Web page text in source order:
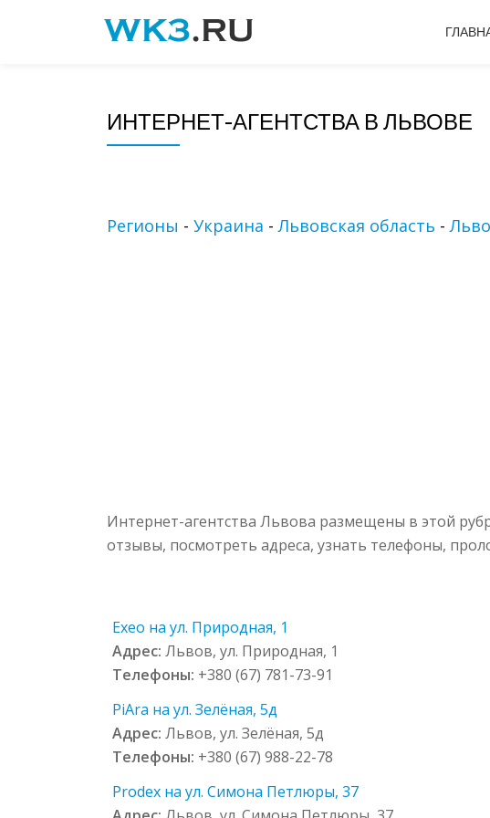
ИНТЕРНЕТ-АГЕНТСТВА В ЛЬВОВЕ
Регионы - Украина -Львовская область -
Интернет-агентства Львова размещены в этой
отзывы, посмотреть адреса, узнать телефоны,
Exeo на ул. Природная, 1
Адрес:Львов, ул. Природная, 1
Телефоны: +380 (67) 781-73-91
PiAra на ул. Зелёная, 5д
Адрес:Львов, ул. Зелёная, 5д
Телефоны: +380 (67) 988-22-78
Prodex на ул. Симона Петлюры, 37